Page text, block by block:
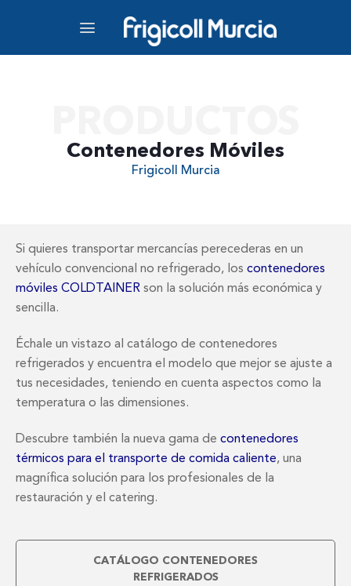
Contenedores Móviles
Frigicoll Murcia
Si quieres transportar mercancías perecederas en un
vehículo convencional no refrigerado, los contenedores
móviles COLDTAINER son la solución más económica y
sencilla.
Échale un vistazo al catálogo de contenedores
refrigerados y encuentra el modelo que mejor se ajuste a
tus necesidades, teniendo en cuenta aspectos como la
temperatura o las dimensiones.
Descubre también la nueva gama de contenedores
térmicos para el transporte de comida caliente, una
magnífica solución para los profesionales de la
restauración y el catering.
CATÁLOGO CONTENEDORES
REFRIGERADOS